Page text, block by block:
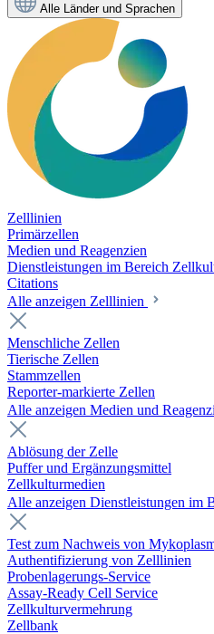
Alle Länder und Sprachen
Zelllinien
Primärzellen
Medien und Reagenzien
Dienstleistungen im Bereich
Citations
Alle anzeigen Zelllinien
Menschliche Zellen
Tierische Zellen
Stammzellen
Reporter-markierte Zellen
Alle anzeigen Medien und
Ablösung der Zelle
Puffer und Ergänzungsmittel
Zellkulturmedien
Alle anzeigen Dienstleistungen im
Test zum Nachweis von
Authentifizierung von Zelllinien
Probenlagerungs-Service
Assay-Ready Cell Service
Zellkulturvermehrung
Zellbank